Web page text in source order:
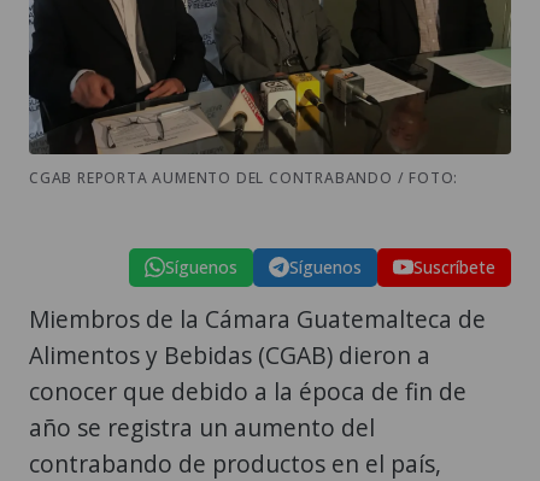
CGAB REPORTA AUMENTO DEL CONTRABANDO / FOTO:
Síguenos Síguenos Suscríbete
Miembros de la Cámara Guatemalteca de
Alimentos y Bebidas (CGAB) dieron a
conocer que debido a la época de fin de
año se registra un aumento del
contrabando de productos en el país,